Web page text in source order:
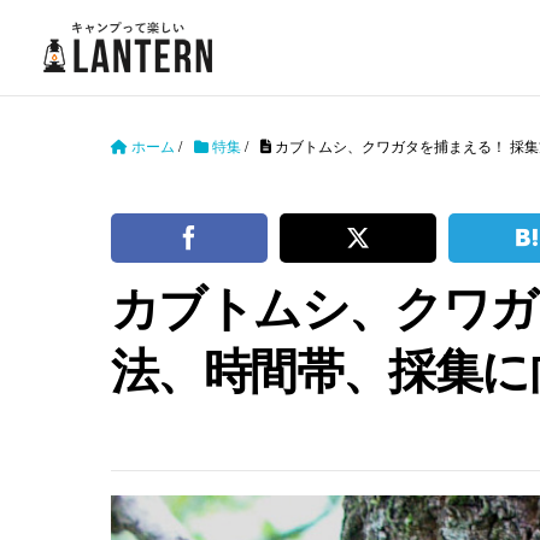
ホーム / 特集/ カブトムシ、クワガタを捕まえる！ 採
カブトムシ、クワ
法、時間帯、採集